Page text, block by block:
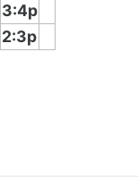
3:4p
2:3p